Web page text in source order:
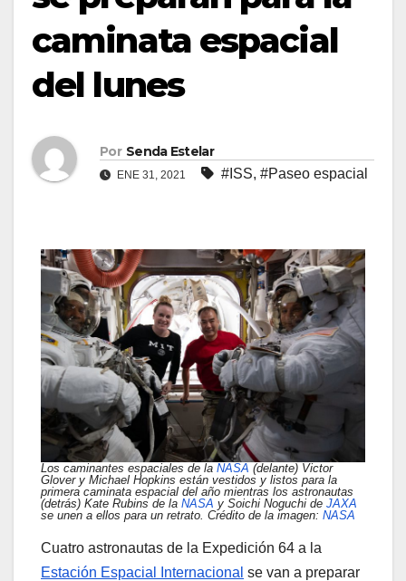
caminata espacial
del lunes
Por Senda Estelar
ENE 31, 2021 #ISS, #Paseo espacial
Los caminantes espaciales de la NASA (delante) Victor
Glover y Michael Hopkins están vestidos y listos para la
primera caminata espacial del año mientras los astronautas
(detrás) Kate Rubins de la NASA y Soichi Noguchi de JAXA
se unen a ellos para un retrato. Crédito de la imagen: NASA
Cuatro astronautas de la Expedición 64 a la
Estación Espacial Internacional se van a preparar